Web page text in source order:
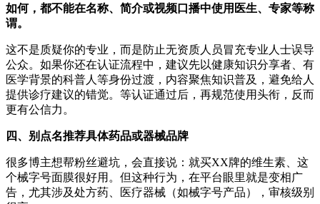
如何，都不能在名称、简介或视频口播中使用医生、专家等称
谓。
这不是质疑你的专业，而是防止无资质人员冒充专业人士误导
公众。如果你还在认证流程中，建议先以健康知识分享者、有
医学背景的科普人等身份过渡，内容聚焦知识普及，避免给人
提供诊疗建议的错觉。等认证通过后，再规范使用头衔，反而
更有公信力。
四、别点名推荐具体药品或器械品牌
很多博主想帮粉丝避坑，会直接说：就买XX牌的维生素、这
个械字号面膜很好用。但这种行为，在平台眼里就是变相广
告，尤其涉及处方药、医疗器械（如械字号产品），审核级别